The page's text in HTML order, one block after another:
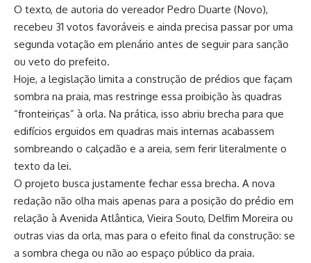
O texto, de autoria do vereador Pedro Duarte (Novo),
recebeu 31 votos favoráveis e ainda precisa passar por uma
segunda votação em plenário antes de seguir para sanção
ou veto do prefeito.
Hoje, a legislação limita a construção de prédios que façam
sombra na praia, mas restringe essa proibição às quadras
“fronteiriças” à orla. Na prática, isso abriu brecha para que
edifícios erguidos em quadras mais internas acabassem
sombreando o calçadão e a areia, sem ferir literalmente o
texto da lei.
O projeto busca justamente fechar essa brecha. A nova
redação não olha mais apenas para a posição do prédio em
relação à Avenida Atlântica, Vieira Souto, Delfim Moreira ou
outras vias da orla, mas para o efeito final da construção: se
a sombra chega ou não ao espaço público da praia.